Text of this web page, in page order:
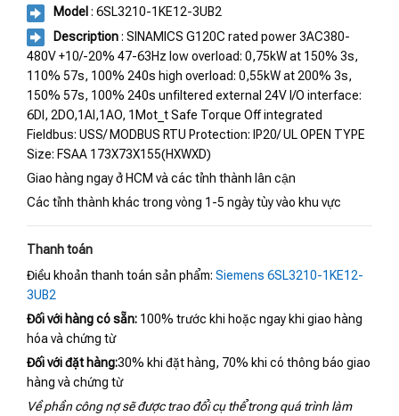
Model : 6SL3210-1KE12-3UB2
Description: SINAMICS G120C rated power 3AC380-
480V +10/-20% 47-63Hz low overload: 0,75kW at 150% 3s,
110% 57s, 100% 240s high overload: 0,55kW at 200% 3s,
150% 57s, 100% 240s unfiltered external 24V I/O interface:
6DI, 2DO,1AI,1AO, 1Mot_t Safe Torque Off integrated
Fieldbus: USS/ MODBUS RTU Protection: IP20/ UL OPEN TYPE
Size: FSAA 173X73X155(HXWXD)
Giao hàng ngay ở HCM và các tỉnh thành lân cận
Các tỉnh thành khác trong vòng 1-5 ngày tùy vào khu vực
Thanh toán
Điều khoản thanh toán sản phẩm: Siemens 6SL3210-1KE12-
3UB2
Đối với hàng có sẵn: 100% trước khi hoặc ngay khi giao hàng
hóa và chứng từ
Đối với đặt hàng:30% khi đặt hàng, 70% khi có thông báo giao
hàng và chứng từ
Về phần công nợ sẽ được trao đổi cụ thể trong quá trình làm